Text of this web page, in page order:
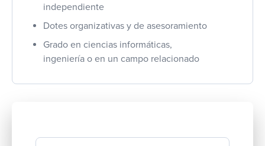
independiente
Dotes organizativas y de asesoramiento
Grado en ciencias informáticas,
ingeniería o en un campo relacionado